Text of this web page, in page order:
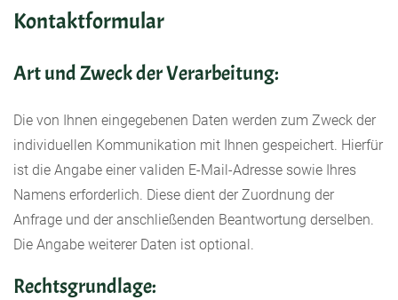
Kontaktformular
Art und Zweck der Verarbeitung:
Die von Ihnen eingegebenen Daten werden zum Zweck der
individuellen Kommunikation mit Ihnen gespeichert. Hierfür
ist die Angabe einer validen E-Mail-Adresse sowie Ihres
Namens erforderlich. Diese dient der Zuordnung der
Anfrage und der anschließenden Beantwortung derselben.
Die Angabe weiterer Daten ist optional.
Rechtsgrundlage: